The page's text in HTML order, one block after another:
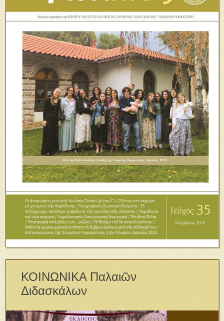
ΚΟΙΝΩΝΙΚΑ Παλαιῶν
Διδασκάλων